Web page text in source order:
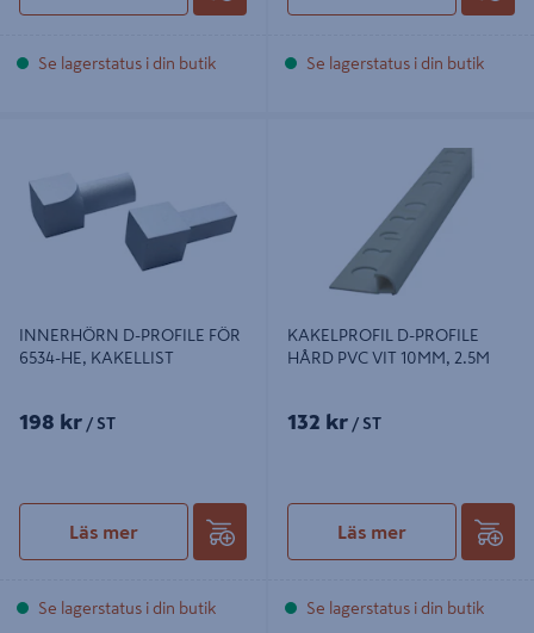
Se lagerstatus i din butik Se lagerstatus i din butik
INNERHÖRN D-PROFILE FÖR
6534-HE, KAKELLIST
198 kr / ST
Läs mer
Se lagerstatus i din butik
KAKELPROFIL D-PROFILE
HÅRD PVC VIT 10MM, 2.5M
132 kr / ST
Läs mer
Se lagerstatus i din butik